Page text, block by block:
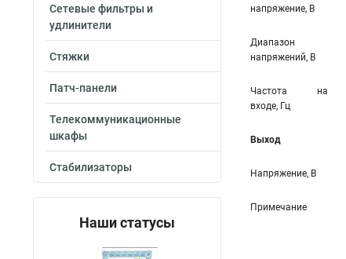
Сетевые фильтры и
удлинители
Стяжки
Патч-панели
Телекоммуникационные
шкафы
Стабилизаторы
Наши статусы
напряжение, В
Диапазон
напряжений, В
Частота на
входе, Гц
Выход
Напряжение, В
Примечание